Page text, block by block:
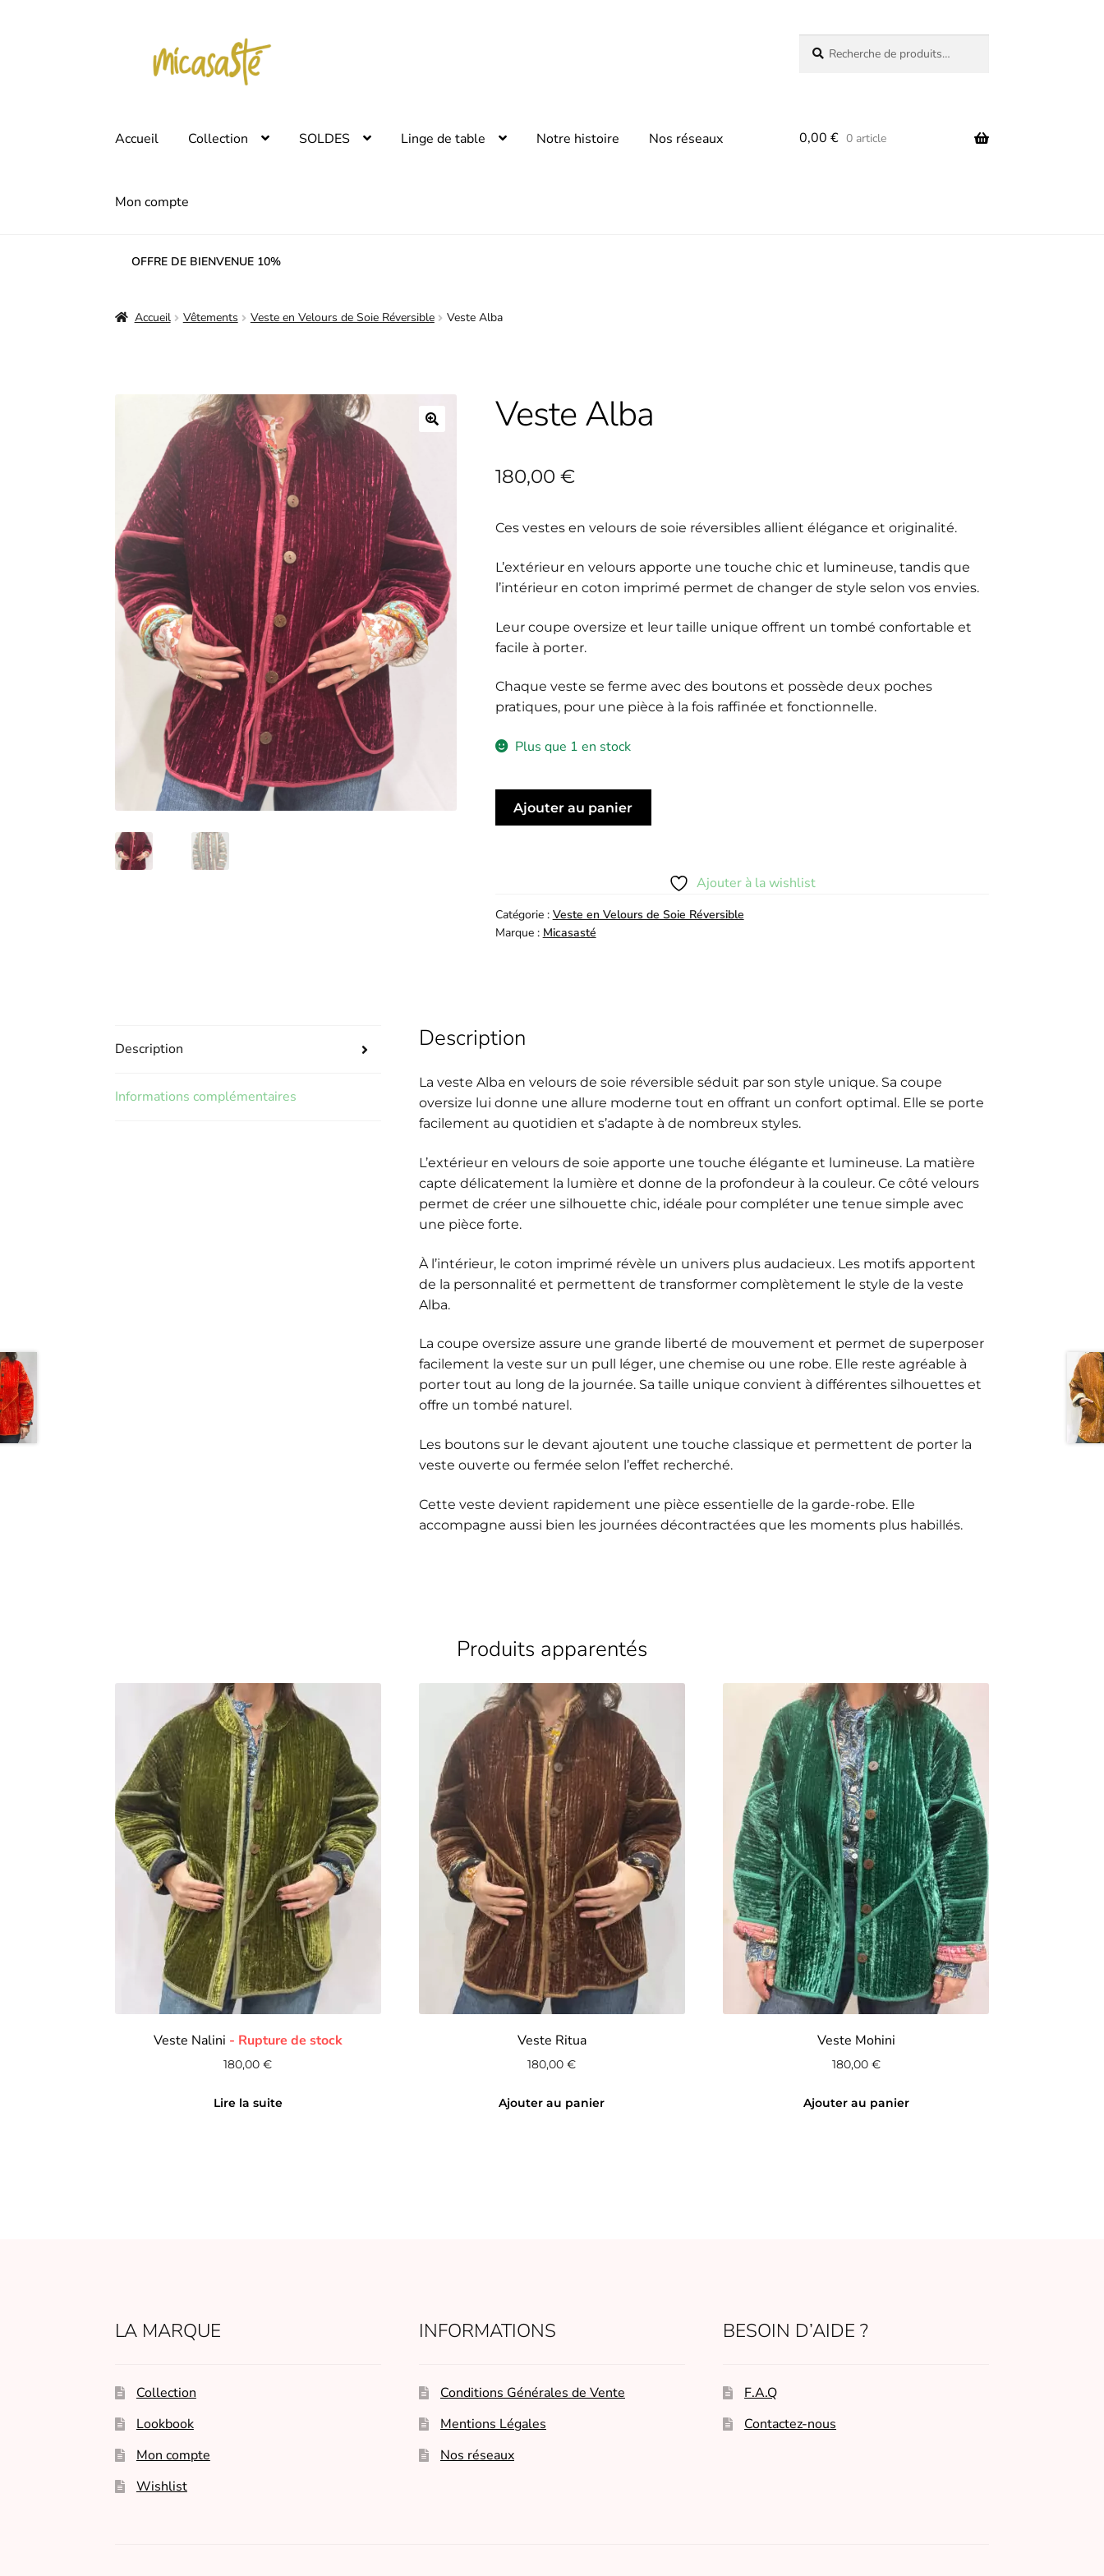
pour :
Accueil Collection SOLDES Linge de table Notre histoire Nos réseaux
Mon compte
0,00 € 0 article
OFFRE DE BIENVENUE 10%
Accueil Vêtements Veste en Velours de Soie Réversible Veste Alba
Veste Alba
180,00 €
Ces vestes en velours de soie réversibles allient élégance et originalité.
L’extérieur en velours apporte une touche chic et lumineuse, tandis que
l’intérieur en coton imprimé permet de changer de style selon vos envies.
Leur coupe oversize et leur taille unique offrent un tombé confortable et
facile à porter.
Chaque veste se ferme avec des boutons et possède deux poches
pratiques, pour une pièce à la fois raffinée et fonctionnelle.
Plus que 1 en stock
quantité
Ajouter au panier
Ajouter à la wishlist
Catégorie : Veste en Velours de Soie Réversible
Marque : Micasasté
Description
Informations complémentaires
Description
La veste Alba en velours de soie réversible séduit par son style unique. Sa coupe
oversize lui donne une allure moderne tout en offrant un confort optimal. Elle se porte
facilement au quotidien et s’adapte à de nombreux styles.
L’extérieur en velours de soie apporte une touche élégante et lumineuse. La matière
capte délicatement la lumière et donne de la profondeur à la couleur. Ce côté velours
permet de créer une silhouette chic, idéale pour compléter une tenue simple avec
une pièce forte.
À l’intérieur, le coton imprimé révèle un univers plus audacieux. Les motifs apportent
de la personnalité et permettent de transformer complètement le style de la veste
Alba.
La coupe oversize assure une grande liberté de mouvement et permet de superposer
facilement la veste sur un pull léger, une chemise ou une robe. Elle reste agréable à
porter tout au long de la journée. Sa taille unique convient à différentes silhouettes et
offre un tombé naturel.
Les boutons sur le devant ajoutent une touche classique et permettent de porter la
veste ouverte ou fermée selon l’effet recherché.
Cette veste devient rapidement une pièce essentielle de la garde-robe. Elle
accompagne aussi bien les journées décontractées que les moments plus habillés.
Produits apparentés
Veste Nalini
180,00€
Lire la suite
Veste Ritua
180,00€
Ajouter au panier
Veste Mohini
180,00 €
Ajouter au panier
LA MARQUE
Collection
Lookbook
Mon compte
Wishlist
INFORMATIONS
Conditions Générales de Vente
Mentions Légales
Nos réseaux
BESOIN D’AIDE ?
F.A.Q
Contactez-nous